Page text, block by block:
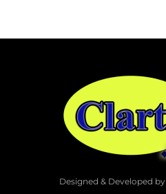
Designed & Developed by